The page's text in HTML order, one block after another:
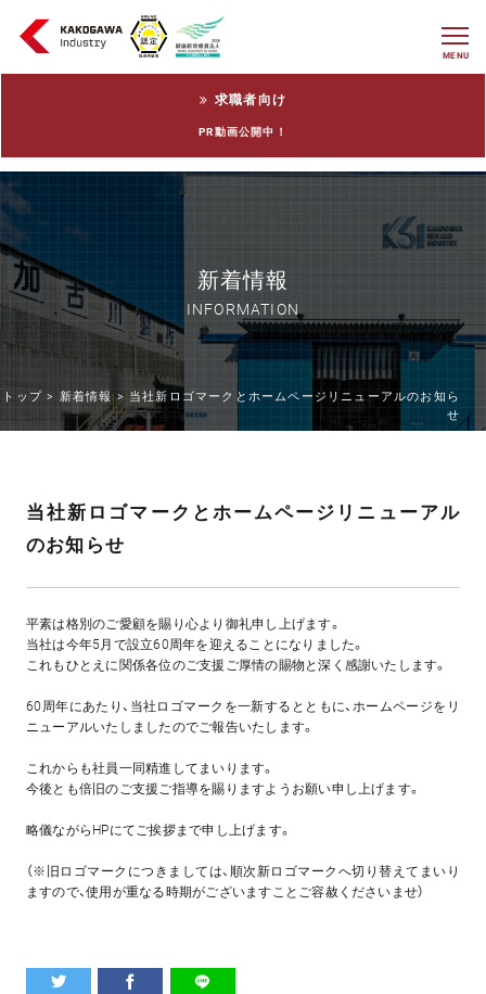
MENU
求職者向け
PR動画公開中！
新着情報
INFORMATION
トップ > 新着情報 >当社新ロゴマークとホームページリニューアルのお知ら
せ
当社新ロゴマークとホームページリニューアル
のお知らせ
平素は格別のご愛顧を賜り心より御礼申し上げます。
当社は今年5月で設立60周年を迎えることになりました。
これもひとえに関係各位のご支援ご厚情の賜物と深く感謝いたします。
60周年にあたり、当社ロゴマークを一新するとともに、 ホームページをリ
ニューアルいたしましたのでご報告いたします。
これからも社員一同精進してまいります。
今後とも倍旧のご支援ご指導を賜りますようお願い申し上げます。
略儀ながらHPにてご挨拶まで申し上げます。
（※旧ロゴマークにつきましては、順次新ロゴマークへ切り替えてまいり
ますので、使用が重なる時期がございますことご容赦くださいませ）